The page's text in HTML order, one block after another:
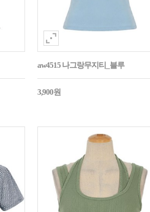
aw4515 나그랑무지티_블루
3,900원